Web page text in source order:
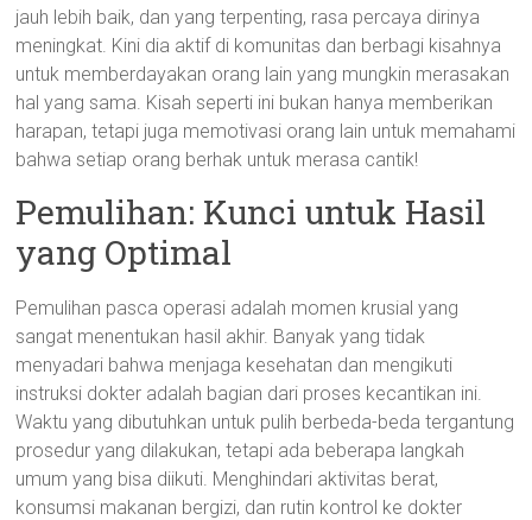
jauh lebih baik, dan yang terpenting, rasa percaya dirinya
meningkat. Kini dia aktif di komunitas dan berbagi kisahnya
untuk memberdayakan orang lain yang mungkin merasakan
hal yang sama. Kisah seperti ini bukan hanya memberikan
harapan, tetapi juga memotivasi orang lain untuk memahami
bahwa setiap orang berhak untuk merasa cantik!
Pemulihan: Kunci untuk Hasil
yang Optimal
Pemulihan pasca operasi adalah momen krusial yang
sangat menentukan hasil akhir. Banyak yang tidak
menyadari bahwa menjaga kesehatan dan mengikuti
instruksi dokter adalah bagian dari proses kecantikan ini.
Waktu yang dibutuhkan untuk pulih berbeda-beda tergantung
prosedur yang dilakukan, tetapi ada beberapa langkah
umum yang bisa diikuti. Menghindari aktivitas berat,
konsumsi makanan bergizi, dan rutin kontrol ke dokter